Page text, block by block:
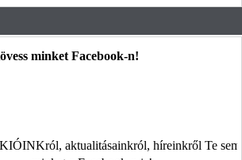
minket Facebook-n!
aktualitásainkról, híreinkről Te